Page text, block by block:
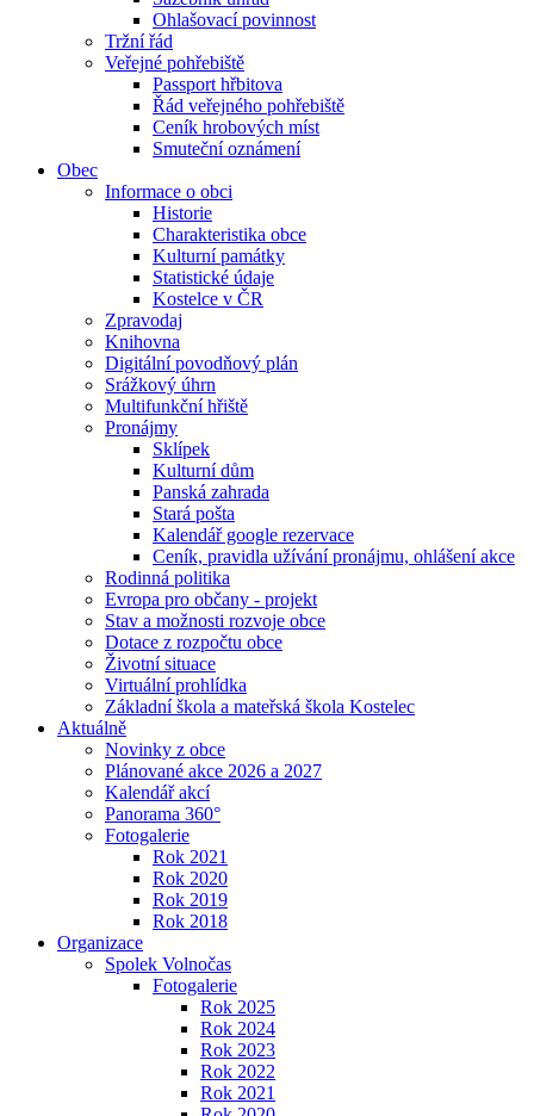
Ohlašovací povinnost
Tržní řád
Veřejné pohřebiště
Passport hřbitova
Řád veřejného pohřebiště
Ceník hrobových míst
Smuteční oznámení
Obec
Informace o obci
Historie
Charakteristika obce
Kulturní památky
Statistické údaje
Kostelce v ČR
Zpravodaj
Knihovna
Digitální povodňový plán
Srážkový úhrn
Multifunkční hřiště
Pronájmy
Sklípek
Kulturní dům
Panská zahrada
Stará pošta
Kalendář google rezervace
Ceník, pravidla užívání pronájmu, ohlášení akce
Rodinná politika
Evropa pro občany - projekt
Stav a možnosti rozvoje obce
Dotace z rozpočtu obce
Životní situace
Virtuální prohlídka
Základní škola a mateřská škola Kostelec
Aktuálně
Novinky z obce
Plánované akce 2026 a 2027
Kalendář akcí
Panorama 360°
Fotogalerie
Rok 2021
Rok 2020
Rok 2019
Rok 2018
Organizace
Spolek Volnočas
Fotogalerie
Rok 2025
Rok 2024
Rok 2023
Rok 2022
Rok 2021